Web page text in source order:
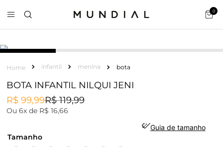
0
infantil menina bota
BOTA INFANTIL NILQUI JENI
R$ 119,99
R$ 99,99
Ou 6x de R$ 16,66
Guia de tamanho
tamanho